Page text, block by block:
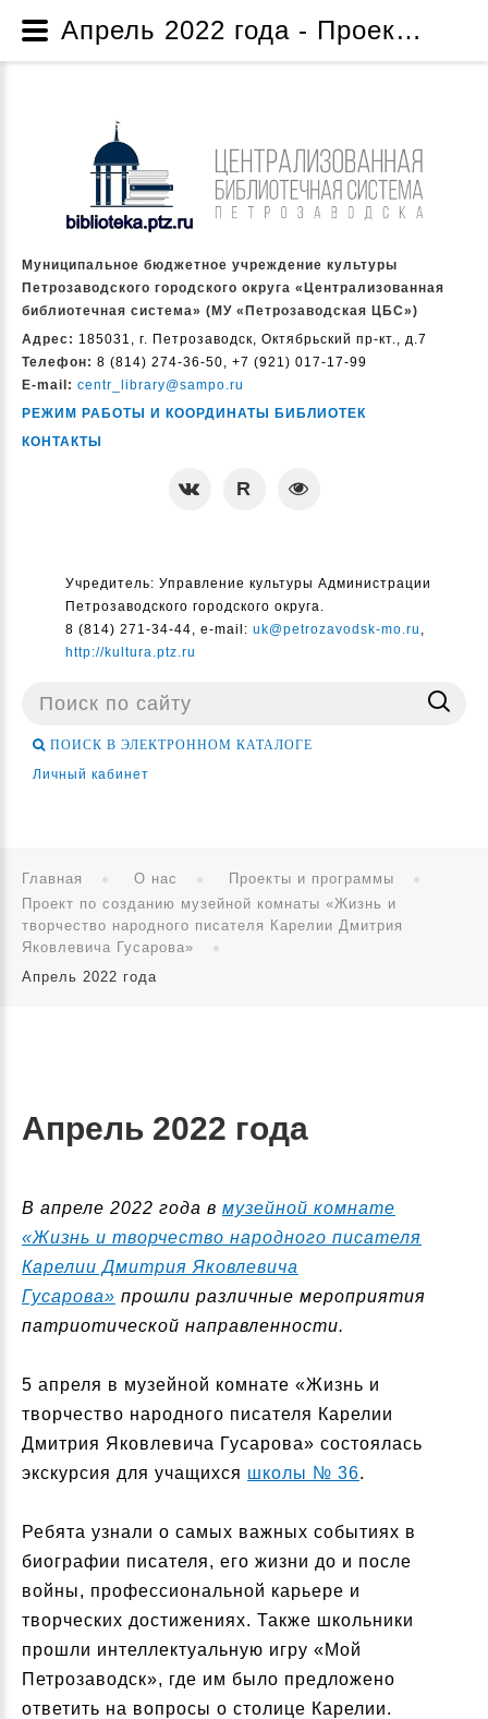
Муниципальное бюджетное учреждение культуры
Петрозаводского городского округа «Централизованная
библиотечная система» (МУ «Петрозаводская ЦБС»)
Адрес: 185031, г. Петрозаводск, Октябрьский пр-кт., д.7
Телефон: 8 (814) 274-36-50, +7 (921) 017-17-99
E-mail: centr_library@sampo.ru
РЕЖИМ РАБОТЫ И КООРДИНАТЫ БИБЛИОТЕК
КОНТАКТЫ
Учредитель: Управление культуры Администрации
Петрозаводского городского округа.
8 (814) 271-34-44, e-mail: uk@petrozavodsk-mo.ru ,
http://kultura.ptz.ru
Поиск
ПОИСК В ЭЛЕКТРОННОМ КАТАЛОГЕ
Личный кабинет
Главная О нас
Проекты и программы
Проект по созданию музейной комнаты «Жизнь и
творчество народного писателя Карелии Дмитрия
Яковлевича Гусарова»
Апрель 2022 года
Апрель 2022 года
В апреле 2022 года в музейной комнате
«Жизнь и творчество народного писателя
Карелии Дмитрия Яковлевича
Гусарова» прошли различные мероприятия
патриотической направленности.
5 апреля в музейной комнате «Жизнь и
творчество народного писателя Карелии
Дмитрия Яковлевича Гусарова» состоялась
экскурсия для учащихся школы № 36.
Ребята узнали о самых важных событиях в
биографии писателя, его жизни до и после
войны, профессиональной карьере и
творческих достижениях. Также школьники
прошли интеллектуальную игру «Мой
Петрозаводск», где им было предложено
ответить на вопросы о столице Карелии.
Апрель 2022 года - Проект по созданию музейной комнаты «Жизнь и творчество народного писателя Карелии Дмитрия Яковлевича Гусарова» - Проекты и программы - О нас - Муниципальное бюджетное учреждение культуры Петрозаводского городского округа «Централизованная библиотечная система» (МУ «Петрозаводская ЦБС»)